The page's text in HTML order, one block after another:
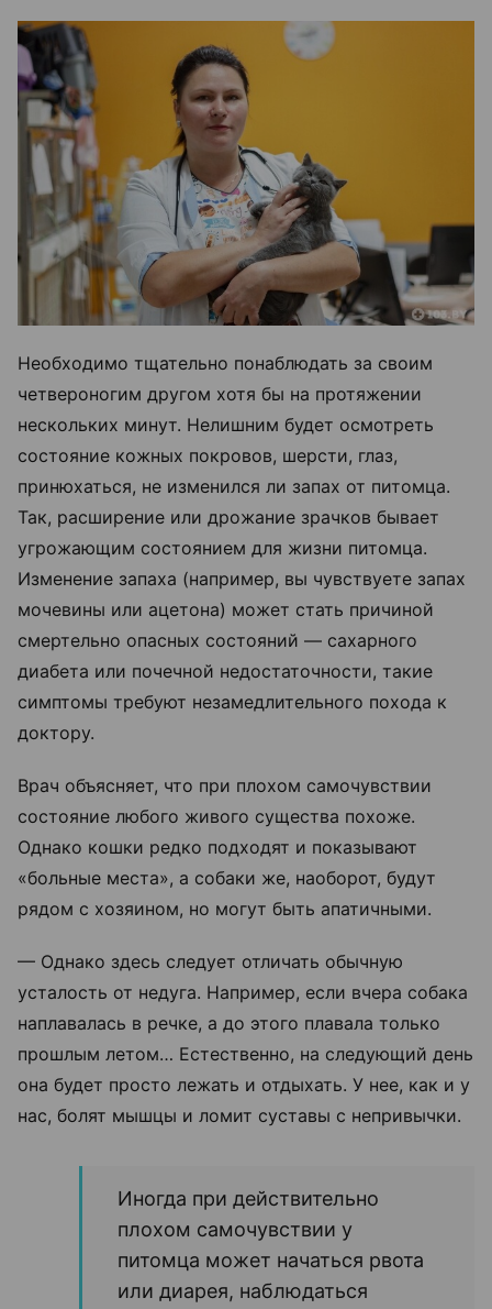
Необходимо тщательно понаблюдать за своим
четвероногим другом хотя бы на протяжении
нескольких минут. Нелишним будет осмотреть
состояние кожных покровов, шерсти, глаз,
принюхаться, не изменился ли запах от питомца.
Так, расширение или дрожание зрачков бывает
угрожающим состоянием для жизни питомца.
Изменение запаха (например, вы чувствуете запах
мочевины или ацетона) может стать причиной
смертельно опасных состояний — сахарного
диабета или почечной недостаточности, такие
симптомы требуют незамедлительного похода к
доктору.
Врач объясняет, что при плохом самочувствии
состояние любого живого существа похоже.
Однако кошки редко подходят и показывают
«больные места», а собаки же, наоборот, будут
рядом с хозяином, но могут быть апатичными.
— Однако здесь следует отличать обычную
усталость от недуга. Например, если вчера собака
наплавалась в речке, а до этого плавала только
прошлым летом… Естественно, на следующий день
она будет просто лежать и отдыхать. У нее, как и у
нас, болят мышцы и ломит суставы с непривычки.
Иногда при действительно
плохом самочувствии у
питомца может начаться рвота
или диарея, наблюдаться